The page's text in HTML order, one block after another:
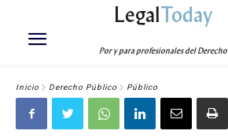
LegalToday
Por y para profesionales del Derecho
Inicio Derecho Público Público